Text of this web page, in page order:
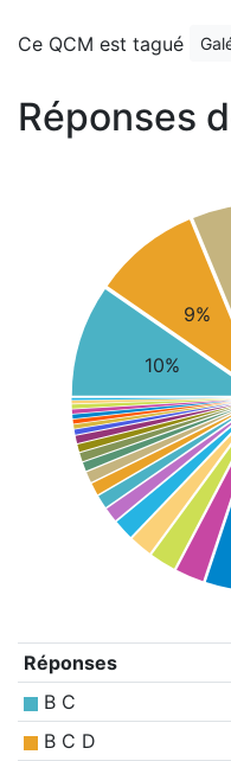
Ce QCM est tagué
Réponses
10%
9%
Réponses
B C
B C D